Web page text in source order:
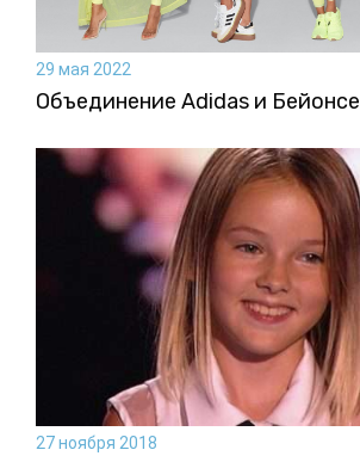
29 мая 2022
Объединение Adidas и Бейонсе
27 ноября 2018